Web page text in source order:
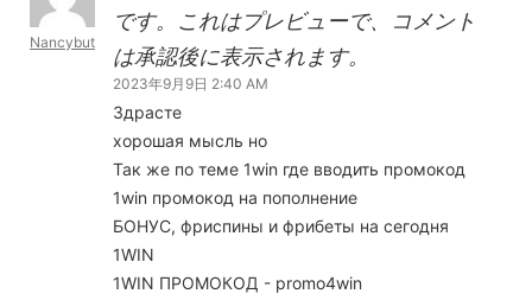
Nancybut
です。これはプレビューで、コメント
は承認後に表示されます。
2023年9月9日 2:40 AM
Здрасте
хорошая мысль но
Так же по теме 1win где вводить промокод
1win промокод на пополнение
БОНУС, фриспины и фрибеты на сегодня
1WIN
1WIN ПРОМОКОД - promo4win